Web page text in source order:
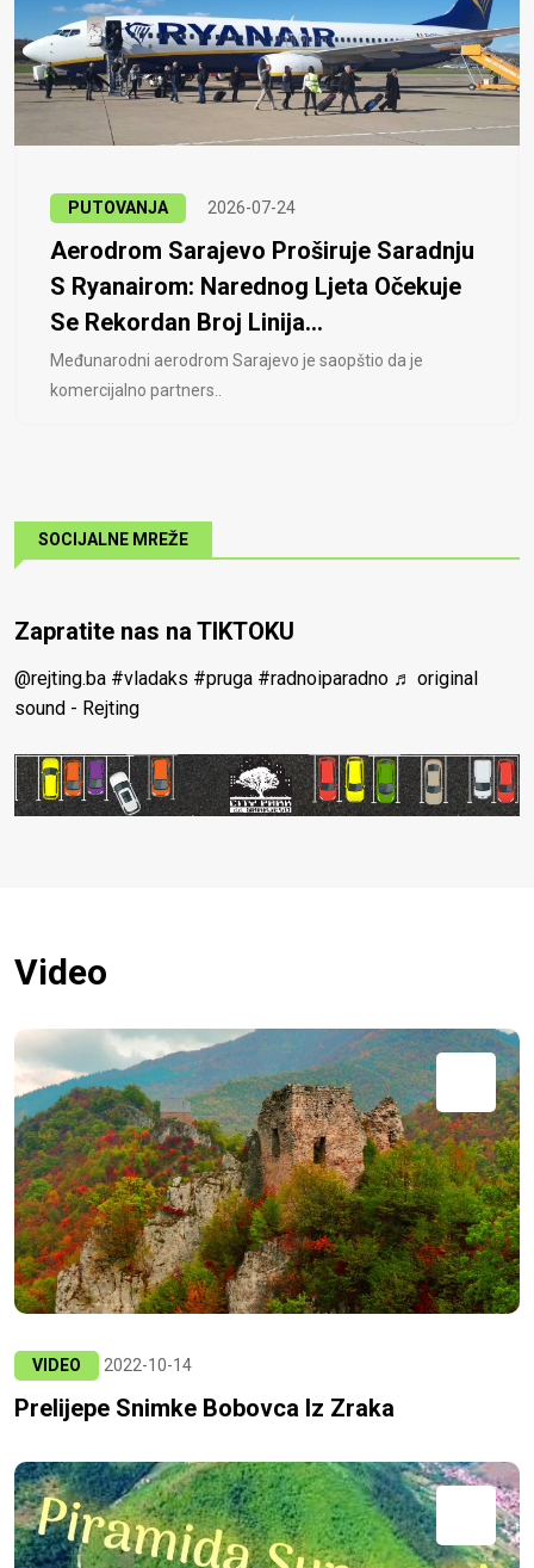
PUTOVANJA 2026-07-24
Aerodrom Sarajevo Proširuje Saradnju
S Ryanairom: Narednog Ljeta Očekuje
Se Rekordan Broj Linija...
Međunarodni aerodrom Sarajevo je saopštio da je
komercijalno partners..
SOCIJALNE MREŽE
Zapratite nas na TIKTOKU
@rejting.ba #vladaks #pruga #radnoiparadno ♬ original
sound - Rejting
Video
VIDEO 2022-10-14
Prelijepe Snimke Bobovca Iz Zraka